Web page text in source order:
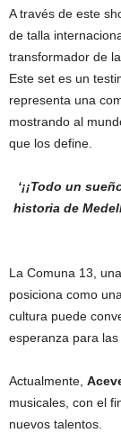
A través de este
de talla
transformador de
Este set es un
representa una
mostrando al
que los define.
‘¡¡Todo un
historia de
La Comuna 13,
posiciona como
cultura puede
esperanza para
Actualmente,
musicales, con el
nuevos talentos.